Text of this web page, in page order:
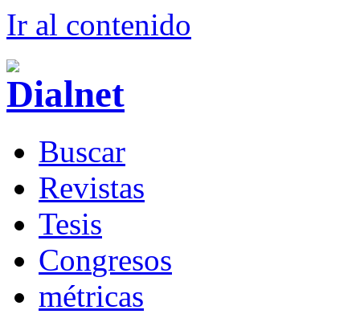
Ir al contenido
Buscar
Revistas
Tesis
Congresos
métricas